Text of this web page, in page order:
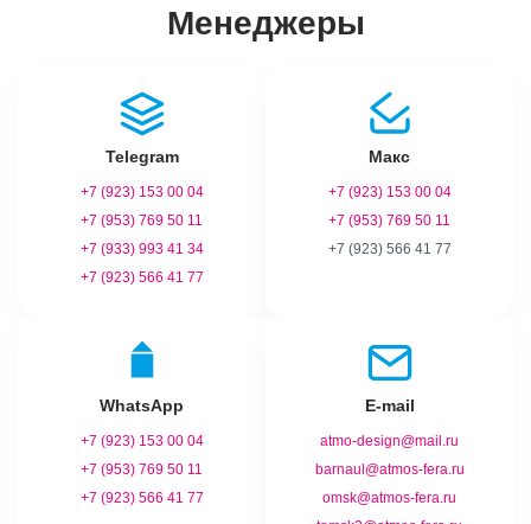
Менеджеры
Telegram
+7 (923) 153 00 04
+7 (953) 769 50 11
+7 (933) 993 41 34
+7 (923) 566 41 77
Макс
+7 (923) 153 00 04
+7 (953) 769 50 11
+7 (923) 566 41 77
WhatsApp
+7 (923) 153 00 04
+7 (953) 769 50 11
+7 (923) 566 41 77
E‑mail
atmo-design@mail.ru
barnaul@atmos-fera.ru
omsk@atmos-fera.ru